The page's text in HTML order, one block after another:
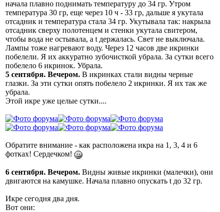
начала плавно поднимать температуру до 34 гр. Утром
температура 30 гр, еще через 10 ч - 33 гр, дальше я укутала
отсадник и температура стала 34 гр. Укутывала так: накрыла
отсадник сверху полотенцем и стенки укутала свитером,
чтобы вода не остывала, а t держалась. Свет не выключала.
Лампы тоже нагревают воду. Через 12 часов две икринки
побелели. Я их аккуратно зубочисткой убрала. За сутки всего
побелело 6 икринок. Убрала.
5 сентября. Вечером. В икринках стали видны черные
глазки. За эти сутки опять побелело 2 икринки. Я их так же
убрала.
Этой икре уже целые сутки....
Обратите внимание - как расположена икра на 1, 3, 4 и 6
фотках! Сердечком!
6 сентября. Вечером. Видны живые икринки (малечки), они
двигаются на камушке. Начала плавно опускать t до 32 гр.
Икре сегодня два дня.
Вот они: